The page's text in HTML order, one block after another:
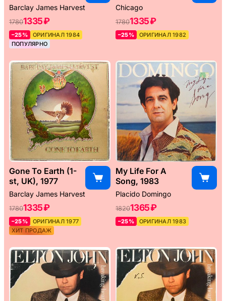
Barclay James Harvest
17801335 ₽
–25%
ОРИГИНАЛ 1984
ПОПУЛЯРНО
Chicago
17801335 ₽
–25% ОРИГИНАЛ 1982
Gone To Earth (1-
st, UK), 1977
Barclay James Harvest
17801335 ₽
–25%
ОРИГИНАЛ 1977
ХИТ ПРОДАЖ
My Life For A
Song, 1983
Placido Domingo
18201365 ₽
–25% ОРИГИНАЛ 1983